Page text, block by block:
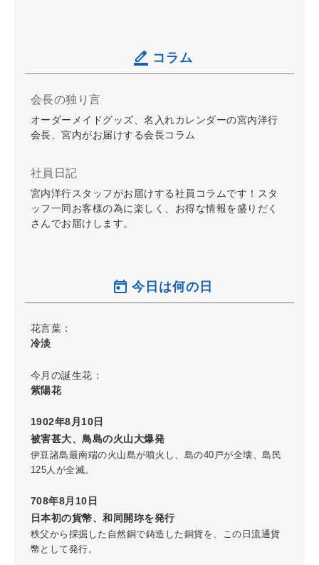
コラム
会長の独り言
オーダーメイドグッズ、名入れカレンダーの宮内洋行
会長、宮内がお届けする会長コラム
社員日記
宮内洋行スタッフがお届けする社員コラムです！スタ
ッフ一同お客様の為に楽しく、お得な情報を盛りだく
さんでお届けします。
今日は何の日
花言葉：
冷淡
今月の誕生花：
紫陽花
1902年8月10日
被害甚大、鳥島の火山大爆発
伊豆諸島最南端の火山島が噴火し、島の40戸が全壊、島民
125人が全滅。
708年8月10日
日本初の貨幣、和同開珎を発行
秩父から採掘した自然銅で鋳造した銅貨を、この日流通貨
幣として発行。